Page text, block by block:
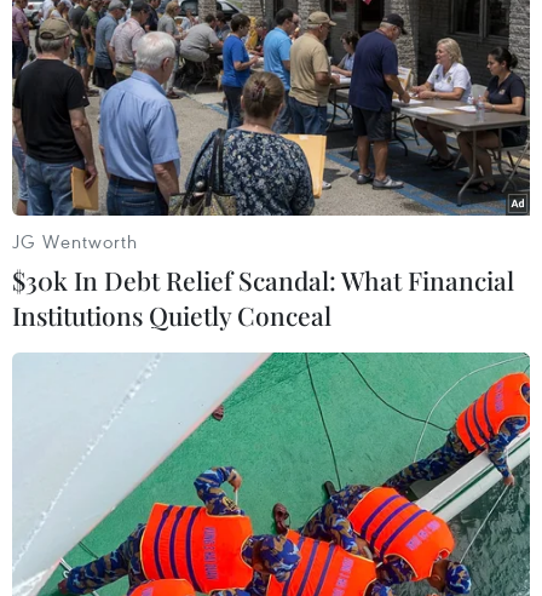
16/03/2024 11:03
Theo thông tin ban đầu, đám cháy xuất phát từ phòng
của Phó Hiệu trưởng Trường Trung học Cơ sở Văn Quán,
quận Hà Đông, Hà Nội, nằm tại tầng 2 dãy nhà A.
Bình Thuận: Cháy nhà xe tạm giữ là do
JG Wentworth
$30k In Debt Relief Scandal: What Financial
Institutions Quietly Conceal